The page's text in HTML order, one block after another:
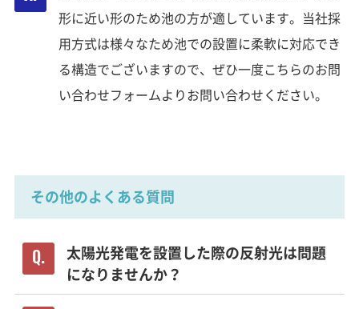
形に近い形のため池の方が適しています。当社採
用方式は様々なため池での設置に柔軟に対応でき
る構造でございますので、ぜひ一度こちらのお問
い合わせフォームよりお問い合わせください。
その他のよくある質問
太陽光発電を設置した際の反射光は問題
になりませんか？